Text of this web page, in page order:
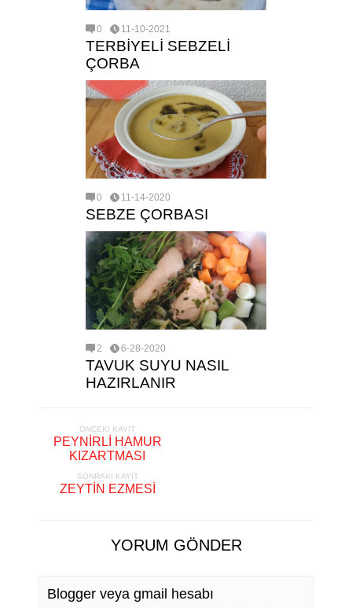
0 11-10-2021
TERBİYELİ SEBZELİ
ÇORBA
0 11-14-2020
SEBZE ÇORBASI
2 6-28-2020
TAVUK SUYU NASIL
HAZIRLANIR
ÖNCEKI KAYIT
PEYNİRLİ HAMUR
KIZARTMASI
SONRAKI KAYIT
ZEYTİN EZMESİ
YORUM GÖNDER
Blogger veya gmail hesabı